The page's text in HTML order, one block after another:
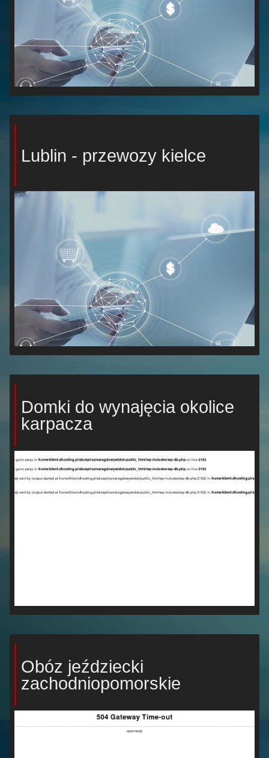
Lublin - przewozy kielce
Domki do wynajęcia okolice
karpacza
Obóz jeździecki
zachodniopomorskie